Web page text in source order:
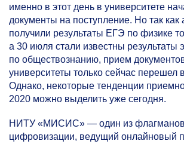
именно в этот день в университете
документы на поступление. Но так как
получили результаты ЕГЭ по физике
а 30 июля стали известны результаты
по обществознанию, прием
университеты только сейчас перешел
Однако, некоторые тенденции
2020 можно выделить уже сегодня.
НИТУ «МИСИС» — один из флагманов
цифровизации, ведущий онлайновый